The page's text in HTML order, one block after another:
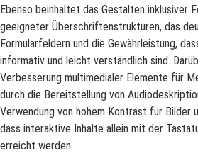
Ebenso beinhaltet das Gestalten inklusiver
geeigneter Überschriftenstrukturen, das
Formularfeldern und die Gewährleistung,
informativ und leicht verständlich sind.
Verbesserung multimedialer Elemente für
durch die Bereitstellung von
Verwendung von hohem Kontrast für Bilder
dass interaktive Inhalte allein mit der
erreicht werden.